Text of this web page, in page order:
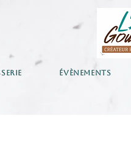
ÉVÈNEMENTS